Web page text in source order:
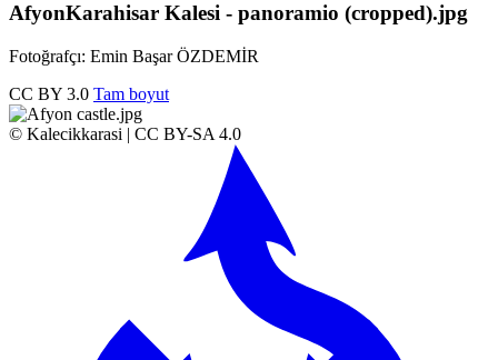
AfyonKarahisar Kalesi - panoramio (cropped).jpg
Fotoğrafçı: Emin Başar ÖZDEMİR
CC BY 3.0 Tam boyut
© Kalecikkarasi | CC BY-SA 4.0